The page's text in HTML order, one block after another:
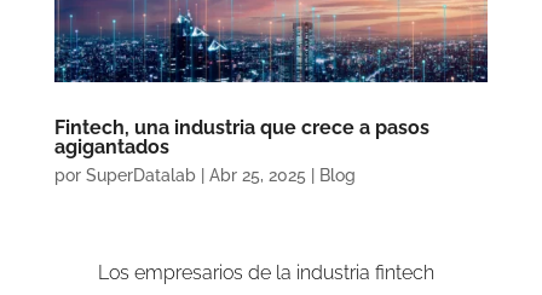
Fintech, una industria que crece a pasos
agigantados
por SuperDatalab| Abr 25, 2025 Blog
Los empresarios de la industria fintech